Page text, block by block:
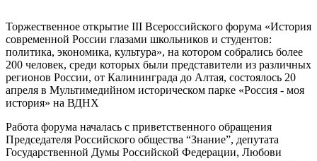
Торжественное открытие III Всероссийского форума «История
современной России глазами школьников и студентов:
политика, экономика, культура», на котором собрались более
200 человек, среди которых были представители из различных
регионов России, от Калининграда до Алтая, состоялось 20
апреля в Мультимедийном историческом парке «Россия - моя
история» на ВДНХ
Работа форума началась с приветственного обращения
Председателя Российского общества “Знание”, депутата
Государственной Думы Российской Федерации, Любови